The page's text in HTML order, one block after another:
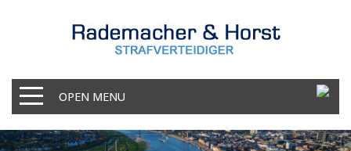
OPEN MENU